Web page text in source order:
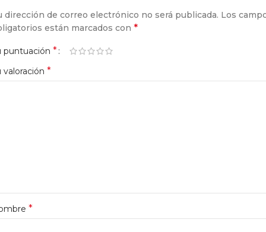
dirección de correo electrónico no será publicada. Los
están marcados con *
puntuación *
valoración *
*